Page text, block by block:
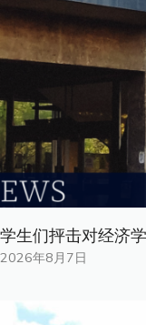
学生们抨击对经济
2026年8月7日